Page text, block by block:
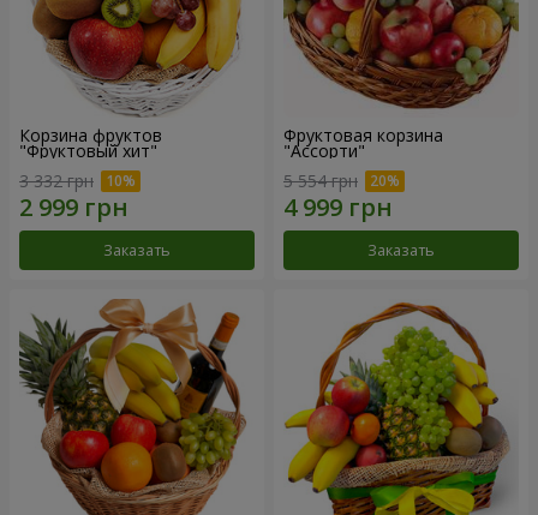
Корзина фруктов
"Фруктовый хит"
3 332 грн
Заказать
Фруктовая корзина
"Ассорти"
5 554 грн
Заказать